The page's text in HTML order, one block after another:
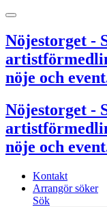
Nöjestorget -
nöje och
Nöjestorget -
nöje och
Kontakt
Arrangör söker
Sök